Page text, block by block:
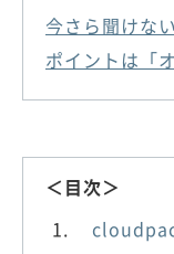
今さら聞けな
ポイントは「
＜目次＞